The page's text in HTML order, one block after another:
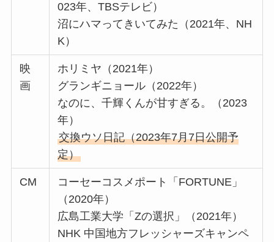
023年、TBSテレビ）
沼にハマってきいてみた（2021年、NH
K）
映
画
ホリミヤ（2021年）
グランギニョール（2022年）
なのに、千輝くんが甘すぎる。（2023
年）
交換ウソ日記（2023年7月7日公開予
定）
CM
コーセーコスメポート「FORTUNE」
（2020年）
広島工業大学「Zの選択」（2021年）
NHK 中国地方フレッシャーズキャンペ